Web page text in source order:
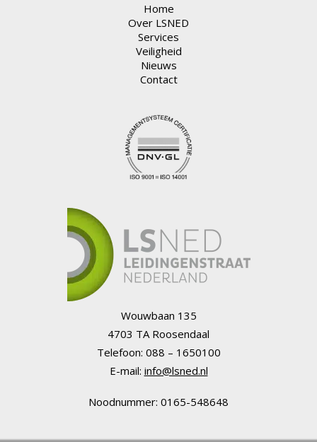
Home
Over LSNED
Services
Veiligheid
Nieuws
Contact
Wouwbaan 135
4703 TA Roosendaal
Telefoon: 088 – 1650100
E-mail: info@lsned.nl
Noodnummer: 0165-548648